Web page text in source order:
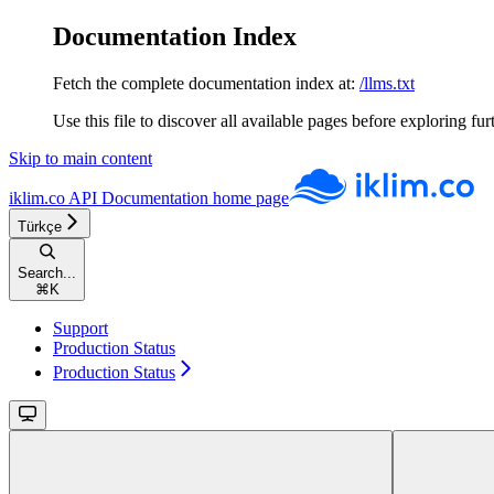
Documentation Index
Fetch the complete documentation index at: /llms.txt
Use this file to discover all available pages before exploring
Skip to main content
iklim.co API Documentation home page
Türkçe
Search...
⌘ K
Support
Production Status
Production Status